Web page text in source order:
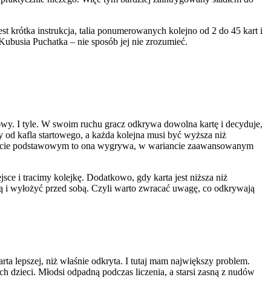
krótka instrukcja, talia ponumerowanych kolejno od 2 do 45 kart i
Puchatka – nie sposób jej nie zrozumieć.
I tyle. W swoim ruchu gracz odkrywa dowolna kartę i decyduje,
od kafla startowego, a każda kolejna musi być wyższa niż
podstawowym to ona wygrywa, w wariancie zaawansowanym
i tracimy kolejkę. Dodatkowo, gdy karta jest niższa niż
i wyłożyć przed sobą. Czyli warto zwracać uwagę, co odkrywają
lepszej, niż właśnie odkryta. I tutaj mam największy problem.
dzieci. Młodsi odpadną podczas liczenia, a starsi zasną z nudów